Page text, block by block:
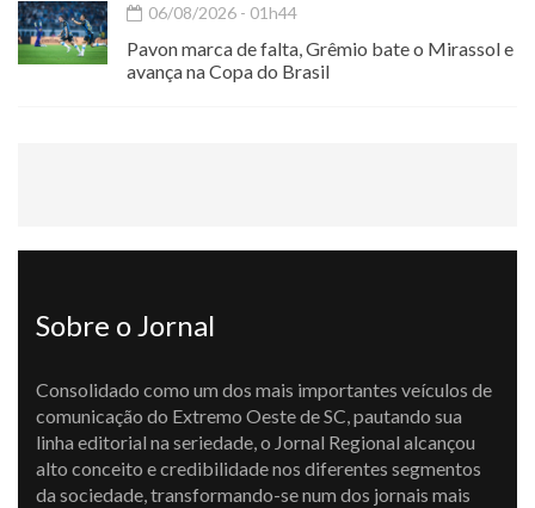
06/08/2026 - 01h44
Pavon marca de falta, Grêmio bate o Mirassol e
avança na Copa do Brasil
Sobre o Jornal
Consolidado como um dos mais importantes veículos de
comunicação do Extremo Oeste de SC, pautando sua
linha editorial na seriedade, o Jornal Regional alcançou
alto conceito e credibilidade nos diferentes segmentos
da sociedade, transformando-se num dos jornais mais